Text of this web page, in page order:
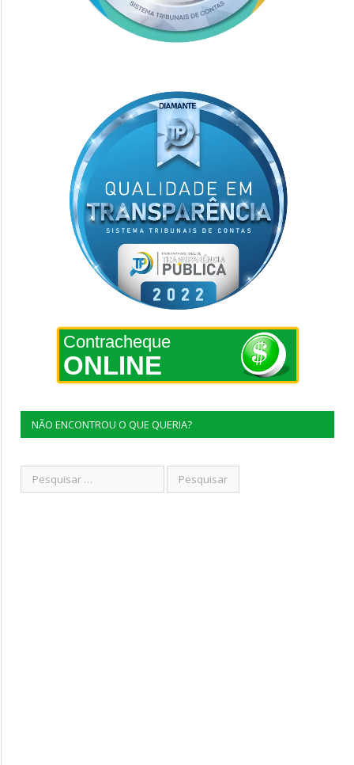
Contracheque
ONLINE
NÃO ENCONTROU O QUE QUERIA?